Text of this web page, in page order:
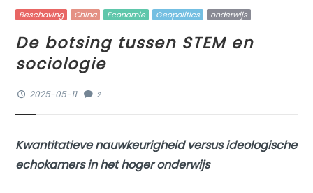
Beschaving China Economie Geopolitics onderwijs
De botsing tussen STEM en
sociologie
2025-05-11 2
Kwantitatieve nauwkeurigheid versus ideologische
echokamers in het hoger onderwijs